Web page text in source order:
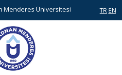
Menderes Üniversitesi TR EN